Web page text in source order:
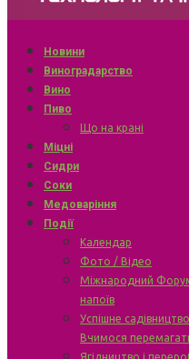
Новини
Виноградарство
Вино
Пиво
Що на крані
Міцні
Сидри
Соки
Медоваріння
Події
Календар
Фото / Відео
Міжнародний Форум
напоїв
Успішне
Вчимося